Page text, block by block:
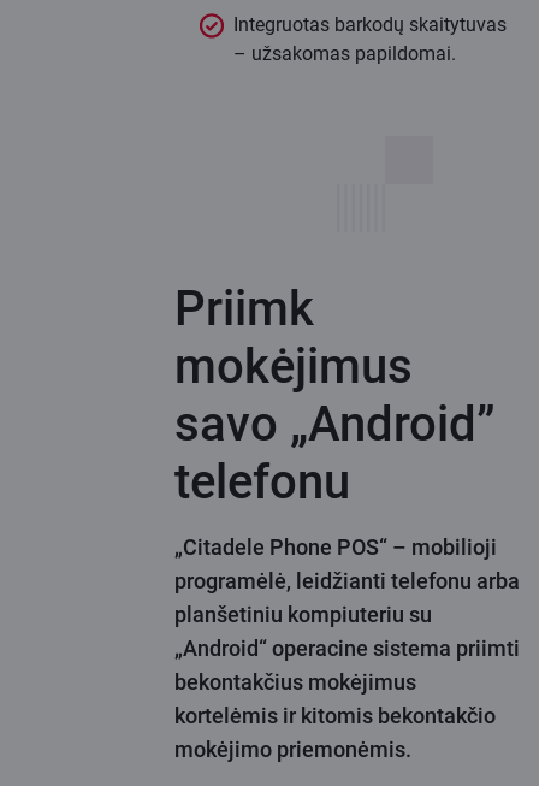
Integruotas barkodų skaitytuvas
– užsakomas papildomai.
Priimk
mokėjimus
savo „Android”
telefonu
„Citadele Phone POS“ – mobilioji
programėlė, leidžianti telefonu arba
planšetiniu kompiuteriu su
„Android“ operacine sistema priimti
bekontakčius mokėjimus
kortelėmis ir kitomis bekontakčio
mokėjimo priemonėmis.